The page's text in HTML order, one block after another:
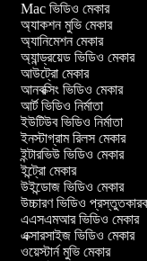
Mac ভিডিও মেকার
অ্যাকশন মুভি মেকার
অ্যানিমেশন মেকার
অ্যান্ড্রয়েড ভিডিও মেকার
আউট্রো মেকার
আনবক্সিং ভিডিও মেকার
আর্ট ভিডিও নির্মাতা
ইউটিউব ভিডিও নির্মাতা
ইনস্টাগ্রাম রিলস মেকার
ইন্টারভিউ ভিডিও মেকার
ইন্ট্রো মেকার
উইন্ডোজ ভিডিও মেকার
উচ্চারণ ভিডিও প্রস্তুতকারক
এএসএমআর ভিডিও মেকার
এক্সারসাইজ ভিডিও মেকার
ওয়েস্টার্ন মুভি মেকার